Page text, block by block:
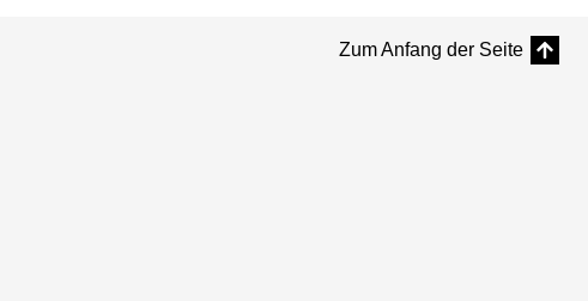
Zum Anfang der Seite